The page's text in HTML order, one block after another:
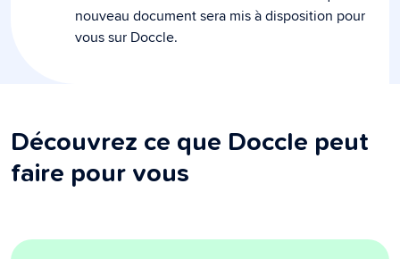
nouveau document sera mis à disposition pour
vous sur Doccle.
Découvrez ce que Doccle peut
faire pour vous